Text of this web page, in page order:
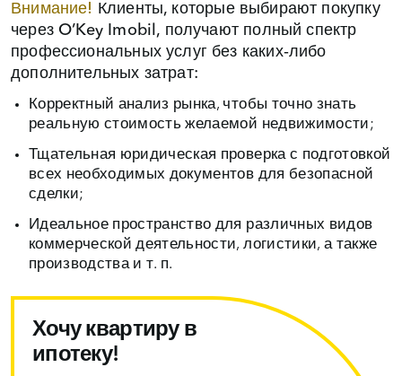
Внимание!
Клиенты, которые выбирают покупку
через O’Key Imobil, получают полный спектр
профессиональных услуг без каких‑либо
дополнительных затрат:
Корректный анализ рынка, чтобы точно знать
реальную стоимость желаемой недвижимости;
Тщательная юридическая проверка с подготовкой
всех необходимых документов для безопасной
сделки;
Идеальное пространство для различных видов
коммерческой деятельности, логистики, а также
производства и т. п.
Хочу квартиру в
ипотеку!